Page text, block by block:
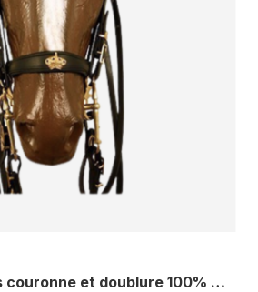
Bridon Portugais couronne et doublure 100% personnalisable